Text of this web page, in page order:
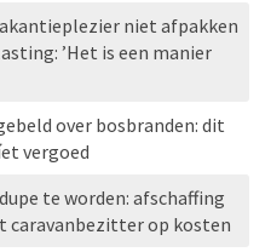
niet afpakken
’Het is een manier
over bosbranden: dit
vergoed
te worden: afschaffing
caravanbezitter op kosten